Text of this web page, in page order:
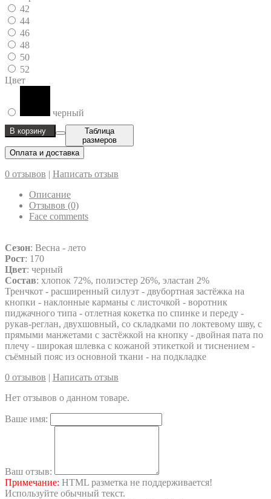
42
44
46
48
50
52
Цвет
черный
В корзину
Таблица
размеров
Оплата и доставка
0 отзывов | Написать отзыв
Описание
Отзывов (0)
Face comments
Сезон: Весна - лето
Рост: 170
Цвет: черный
Состав: хлопок 72%, полиэстер 26%, эластан 2%
Тренчкот - расширенный силуэт - двубортная застёжка на
кнопки - наклонные карманы с листочкой - воротник
пиджачного типа - отлетная кокетка по спинке и переду -
рукав-реглан, двухшовный, со складками по локтевому шву, с
прямыми манжетами с застёжкой на кнопку - двойная пата по
плечу - широкая шлевка с кожаной этикеткой и тиснением -
съёмный пояс из основной ткани - на подкладке
0 отзывов | Написать отзыв
Нет отзывов о данном товаре.
Ваше имя:
Ваш отзыв:
Примечание: HTML разметка не поддерживается!
Используйте обычный текст.